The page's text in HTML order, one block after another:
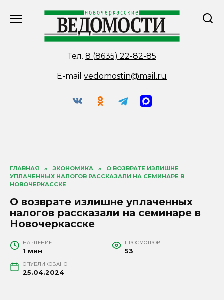
Тел. 8 (8635) 22-82-85
E-mail vedomostin@mail.ru
ГЛАВНАЯ » ЭКОНОМИКА »
О ВОЗВРАТЕ ИЗЛИШНЕ
УПЛАЧЕННЫХ НАЛОГОВ РАССКАЗАЛИ НА СЕМИНАРЕ В
НОВОЧЕРКАССКЕ
О возврате излишне уплаченных
налогов рассказали на семинаре в
Новочеркасске
НА ЧТЕНИЕ
1 мин
ПРОСМОТРОВ
53
ОПУБЛИКОВАНО
25.04.2024